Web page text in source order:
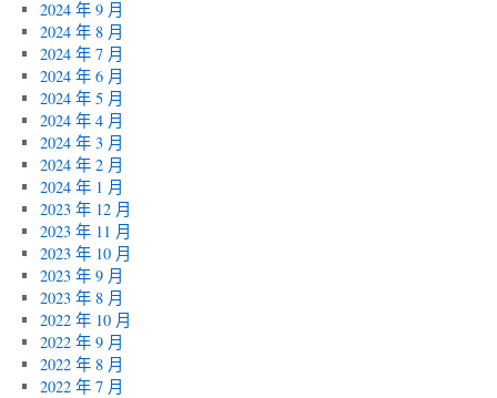
2024 年 9 月
2024 年 8 月
2024 年 7 月
2024 年 6 月
2024 年 5 月
2024 年 4 月
2024 年 3 月
2024 年 2 月
2024 年 1 月
2023 年 12 月
2023 年 11 月
2023 年 10 月
2023 年 9 月
2023 年 8 月
2022 年 10 月
2022 年 9 月
2022 年 8 月
2022 年 7 月